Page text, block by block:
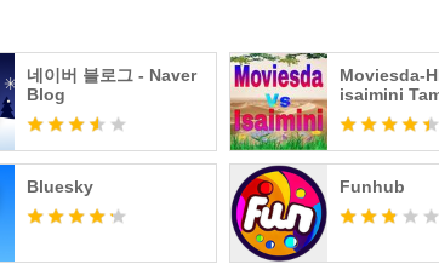
네이버 블로그 - Naver
Blog
Moviesda-
isaimini
Movies
Bluesky Funhub